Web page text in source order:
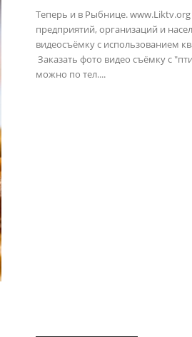
Теперь и в Рыбнице. www.Liktv.org
предприятий, организаций и
видеосъёмку с использованием
Заказать фото видео съёмку с
можно по тел....